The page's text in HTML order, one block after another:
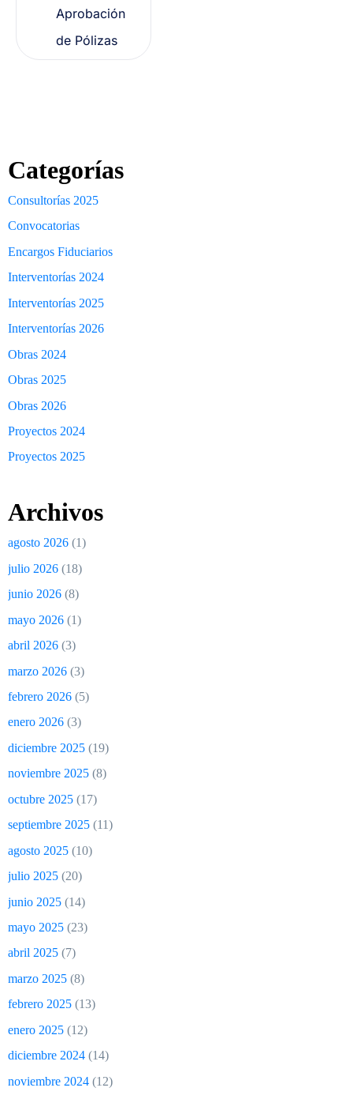
Categorías
Consultorías 2025
Convocatorias
Encargos Fiduciarios
Interventorías 2024
Interventorías 2025
Interventorías 2026
Obras 2024
Obras 2025
Obras 2026
Proyectos 2024
Proyectos 2025
Archivos
agosto 2026 (1)
julio 2026 (18)
junio 2026 (8)
mayo 2026 (1)
abril 2026 (3)
marzo 2026 (3)
febrero 2026 (5)
enero 2026 (3)
diciembre 2025 (19)
noviembre 2025 (8)
octubre 2025 (17)
septiembre 2025 (11)
agosto 2025 (10)
julio 2025 (20)
junio 2025 (14)
mayo 2025 (23)
abril 2025 (7)
marzo 2025 (8)
febrero 2025 (13)
enero 2025 (12)
diciembre 2024 (14)
noviembre 2024 (12)
Aprobación
de Pólizas